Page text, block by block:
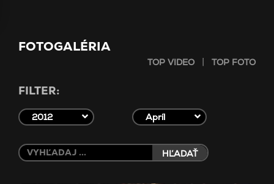
FOTOGALÉRIA
TOP VIDEO | TOP FOTO
FILTER:
2012 Apríl
HĽADAŤ